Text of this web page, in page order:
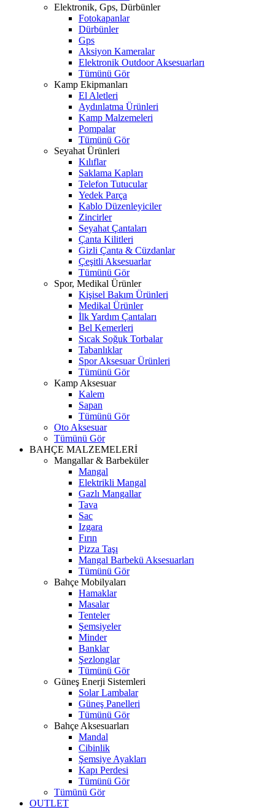
Elektronik, Gps, Dürbünler
Fotokapanlar
Dürbünler
Gps
Aksiyon Kameralar
Elektronik Outdoor Aksesuarları
Tümünü Gör
Kamp Ekipmanları
El Aletleri
Aydınlatma Ürünleri
Kamp Malzemeleri
Pompalar
Tümünü Gör
Seyahat Ürünleri
Kılıflar
Saklama Kapları
Telefon Tutucular
Yedek Parça
Kablo Düzenleyiciler
Zincirler
Seyahat Çantaları
Çanta Kilitleri
Gizli Çanta & Cüzdanlar
Çeşitli Aksesuarlar
Tümünü Gör
Spor, Medikal Ürünler
Kişisel Bakım Ürünleri
Medikal Ürünler
İlk Yardım Çantaları
Bel Kemerleri
Sıcak Soğuk Torbalar
Tabanlıklar
Spor Aksesuar Ürünleri
Tümünü Gör
Kamp Aksesuar
Kalem
Sapan
Tümünü Gör
Oto Aksesuar
Tümünü Gör
BAHÇE MALZEMELERİ
Mangallar & Barbeküler
Mangal
Elektrikli Mangal
Gazlı Mangallar
Tava
Sac
Izgara
Fırın
Pizza Taşı
Mangal Barbekü Aksesuarları
Tümünü Gör
Bahçe Mobilyaları
Hamaklar
Masalar
Tenteler
Şemsiyeler
Minder
Banklar
Şezlonglar
Tümünü Gör
Güneş Enerji Sistemleri
Solar Lambalar
Güneş Panelleri
Tümünü Gör
Bahçe Aksesuarları
Mandal
Cibinlik
Şemsiye Ayakları
Kapı Perdesi
Tümünü Gör
Tümünü Gör
OUTLET